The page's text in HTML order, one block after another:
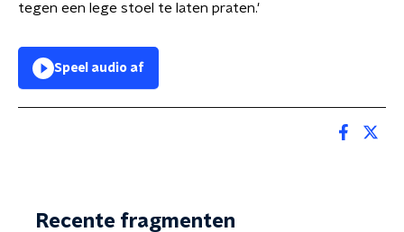
tegen een lege stoel te laten praten.'
Speel audio af
Recente fragmenten